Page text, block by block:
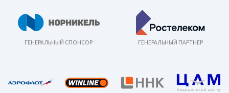
ГЕНЕРАЛЬНЫЙ СПОНСОР ГЕНЕРАЛЬНЫЙ ПАРТНЕР